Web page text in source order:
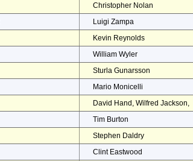
Christopher Nolan
Luigi Zampa
Kevin Reynolds
William Wyler
Sturla Gunarsson
Mario Monicelli
David Hand, Wilfred Jackson,
Tim Burton
Stephen Daldry
Clint Eastwood